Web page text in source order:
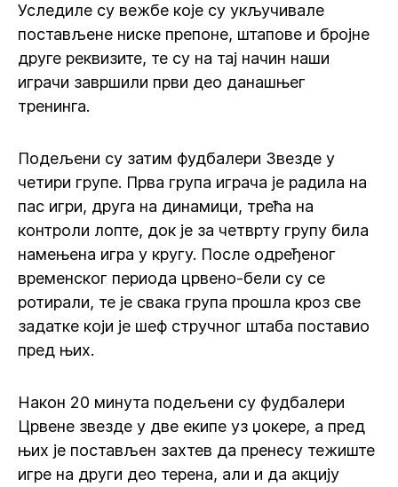
Уследиле су вежбе које су укључивале
постављене ниске препоне, штапове и бројне
друге реквизите, те су на тај начин наши
играчи завршили први део данашњег
тренинга.
Подељени су затим фудбалери Звезде у
четири групе. Прва група играча је радила на
пас игри, друга на динамици, трећа на
контроли лопте, док је за четврту групу била
намењена игра у кругу. После одређеног
временског периода црвено-бели су се
ротирали, те је свака група прошла кроз све
задатке који је шеф стручног штаба поставио
пред њих.
Након 20 минута подељени су фудбалери
Црвене звезде у две екипе уз џокере, а пред
њих је постављен захтев да пренесу тежиште
игре на други део терена, али и да акцију